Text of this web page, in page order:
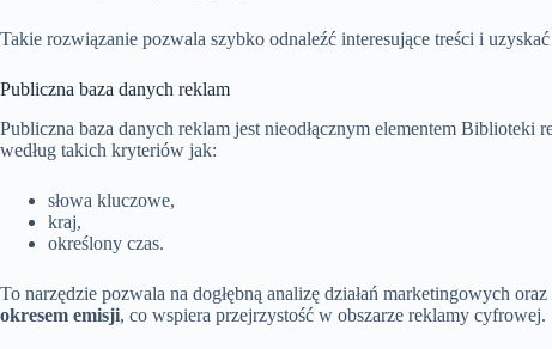
Takie rozwiązanie pozwala szybko odnaleźć interesujące treści i
Publiczna baza danych reklam
Publiczna baza danych reklam jest nieodłącznym elementem
według takich kryteriów jak:
słowa kluczowe,
kraj,
określony czas.
To narzędzie pozwala na dogłębną analizę działań marketingowych
okresem emisji, co wspiera przejrzystość w obszarze reklamy cyfrowej.